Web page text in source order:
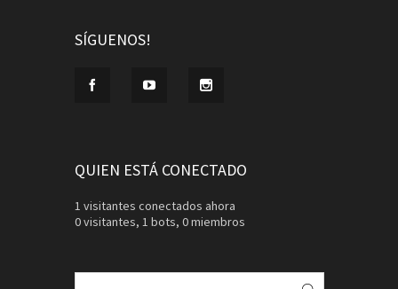
SÍGUENOS!
QUIEN ESTÁ CONECTADO
1 visitantes conectados ahora
0 visitantes, 1 bots, 0 miembros
Buscar: